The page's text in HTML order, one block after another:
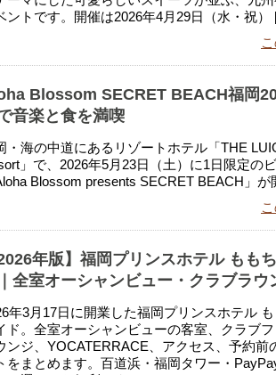
ントです。開催は2026年4月29日（水・祝
Blossom SECRET BEACH福岡
音楽と食を満喫
・海の中道にあるリゾートホテル「THE
」で、2026年5月23日（土）に1日限定の
Blossom presents SECRET BEACH」
2026年版】福岡プリンスホテル もも
｜全室オーシャンビュー・クラブラウ
年3月17日に開業した福岡プリンスホテル
ド。全室オーシャンビューの客室、クラブ
ンジ、YOCATERRACE、アクセス、予約前
をまとめます。百道浜・福岡タワー・